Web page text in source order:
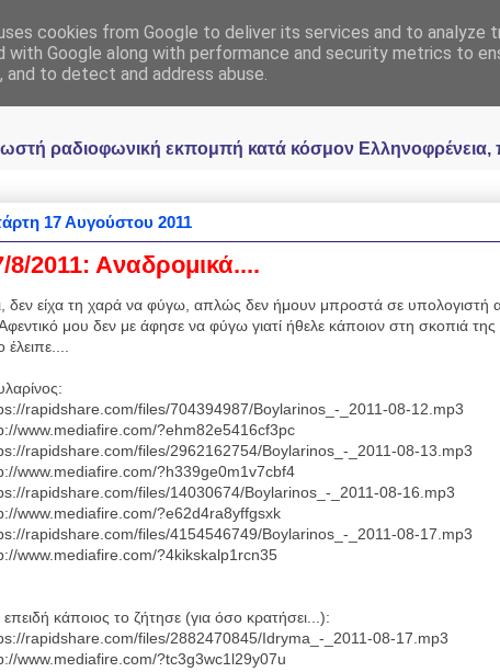
ραδιοφωνική εκπομπή κατά κόσμον Ελληνοφρένεια,
17 Αυγούστου 2011
8/2011: Aναδρομικά....
δεν είχα τη χαρά να φύγω, απλώς δεν ήμουν μπροστά σε υπολογιστή
μου δεν με άφησε να φύγω γιατί ήθελε κάποιον στη σκοπιά της
έλειπε....
rapidshare.com/files/704394987/Boylarinos_-_2011-08-12.mp3
www.mediafire.com/?ehm82e5416cf3pc
rapidshare.com/files/2962162754/Boylarinos_-_2011-08-13.mp3
www.mediafire.com/?h339ge0m1v7cbf4
rapidshare.com/files/14030674/Boylarinos_-_2011-08-16.mp3
www.mediafire.com/?e62d4ra8yffgsxk
rapidshare.com/files/4154546749/Boylarinos_-_2011-08-17.mp3
www.mediafire.com/?4kikskalp1rcn35
επειδή κάποιος το ζήτησε (για όσο κρατήσει...):
rapidshare.com/files/2882470845/Idryma_-_2011-08-17.mp3
www.mediafire.com/?tc3g3wc1l29y07u
cookies from Google to deliver its services and to analyze
with Google along with performance and security metrics to
to detect and address abuse.